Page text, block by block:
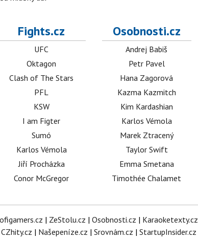
Fights.cz
UFC
Oktagon
Clash of The Stars
PFL
KSW
I am Figter
Sumó
Karlos Vémola
Jiří Procházka
Conor McGregor
Osobnosti.cz
Andrej Babiš
Petr Pavel
Hana Zagorová
Kazma Kazmitch
Kim Kardashian
Karlos Vémola
Marek Ztracený
Taylor Swift
Emma Smetana
Timothée Chalamet
| ZeStolu.cz | Osobnosti.cz | Karaoketexty.cz
CZhity.cz | Našepeníze.cz | Srovnám.cz | StartupInsider.cz